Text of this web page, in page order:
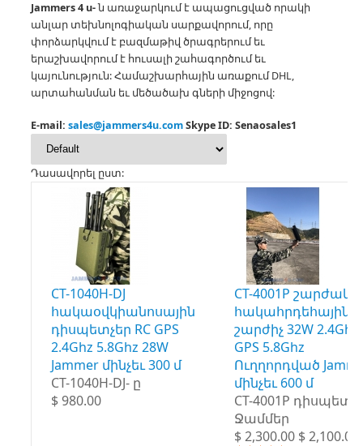
Jammers 4 u-ն առաջարկում է ապացուցված որակի
անլար տեխնոլոգիական սարքավորում, որը
փորձարկվում է բազմաթիվ ծրագրերում եւ
երաշխավորում է հուսալի շահագործում եւ
կայունություն:Համաշխարհային առաքում DHL,
արտահանման եւ մեծածախ գների միջոցով:
E-mail: sales@jammers4u.comSkype ID: Senaosales1
Դասավորել ըստ:
CT-1040H-DJ
հակաօվկիանոսային
դիսպետչեր RC GPS
2.4Ghz 5.8Ghz 28W
Jammer մինչեւ 300 մ
CT-1040H-DJ- ը
$ 980.00
CT-4001P
հակահրդեհային
շարժիչ 32W 2.4Ghz
GPS 5.8Ghz
Ուղղորդված
մինչեւ 600 մ
CT-4001P
Ջամմեր
$ 2,300.00 $ 2,100.00